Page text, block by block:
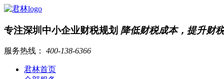
专注深圳中小企业财税规划 降低财税成本，提升财
服务热线： 400-138-6366
君林首页